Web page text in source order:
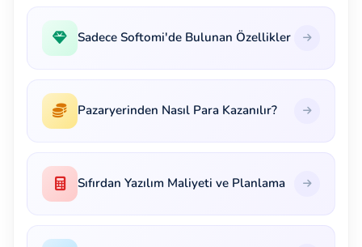
Sadece Softomi'de Bulunan Özellikler
Pazaryerinden Nasıl Para Kazanılır?
Sıfırdan Yazılım Maliyeti ve Planlama